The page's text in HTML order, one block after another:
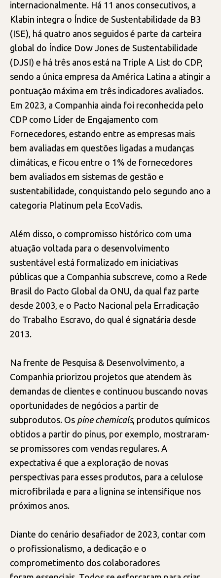
internacionalmente. Há 11 anos consecutivos, a
Klabin integra o Índice de Sustentabilidade da B3
(ISE), há quatro anos seguidos é parte da carteira
global do Índice Dow Jones de Sustentabilidade
(DJSI) e há três anos está na Triple A List do CDP,
sendo a única empresa da América Latina a atingir a
pontuação máxima em três indicadores avaliados.
Em 2023, a Companhia ainda foi reconhecida pelo
CDP como Líder de Engajamento com
Fornecedores, estando entre as empresas mais
bem avaliadas em questões ligadas a mudanças
climáticas, e ficou entre o 1% de fornecedores
bem avaliados em sistemas de gestão e
sustentabilidade, conquistando pelo segundo ano a
categoria Platinum pela EcoVadis.
Além disso, o compromisso histórico com uma
atuação voltada para o desenvolvimento
sustentável está formalizado em iniciativas
públicas que a Companhia subscreve, como a Rede
Brasil do Pacto Global da ONU, da qual faz parte
desde 2003, e o Pacto Nacional pela Erradicação
do Trabalho Escravo, do qual é signatária desde
2013.
Na frente de Pesquisa & Desenvolvimento, a
Companhia priorizou projetos que atendem às
demandas de clientes e continuou buscando novas
oportunidades de negócios a partir de
subprodutos. Os pine chemicals, produtos químicos
obtidos a partir do pínus, por exemplo, mostraram-
se promissores com vendas regulares. A
expectativa é que a exploração de novas
perspectivas para esses produtos, para a celulose
microfibrilada e para a lignina se intensifique nos
próximos anos.
Diante do cenário desafiador de 2023, contar com
o profissionalismo, a dedicação e o
comprometimento dos colaboradores